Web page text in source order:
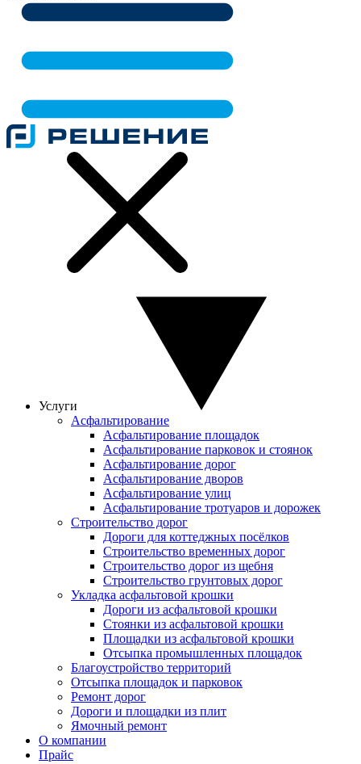
Услуги
Асфальтирование
Асфальтирование площадок
Асфальтирование парковок и стоянок
Асфальтирование дорог
Асфальтирование дворов
Асфальтирование улиц
Асфальтирование тротуаров и дорожек
Строительство дорог
Дороги для коттеджных посёлков
Строительство временных дорог
Строительство дорог из щебня
Строительство грунтовых дорог
Укладка асфальтовой крошки
Дороги из асфальтовой крошки
Стоянки из асфальтовой крошки
Площадки из асфальтовой крошки
Отсыпка промышленных площадок
Благоустройство территорий
Отсыпка площадок и парковок
Ремонт дорог
Дороги и площадки из плит
Ямочный ремонт
О компании
Прайс